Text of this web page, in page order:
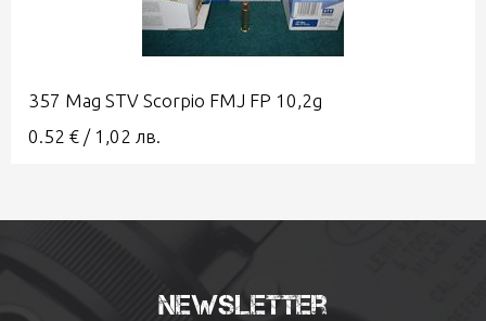
357 Mag STV Scorpio FMJ FP 10,2g
0.52 € / 1,02 лв.
Newsletter